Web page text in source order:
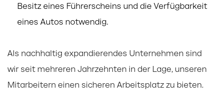
Besitz eines Führerscheins und die Verfügbarkeit
eines Autos notwendig.
Als nachhaltig expandierendes Unternehmen sind
wir seit mehreren Jahrzehnten in der Lage, unseren
Mitarbeitern einen sicheren Arbeitsplatz zu bieten.